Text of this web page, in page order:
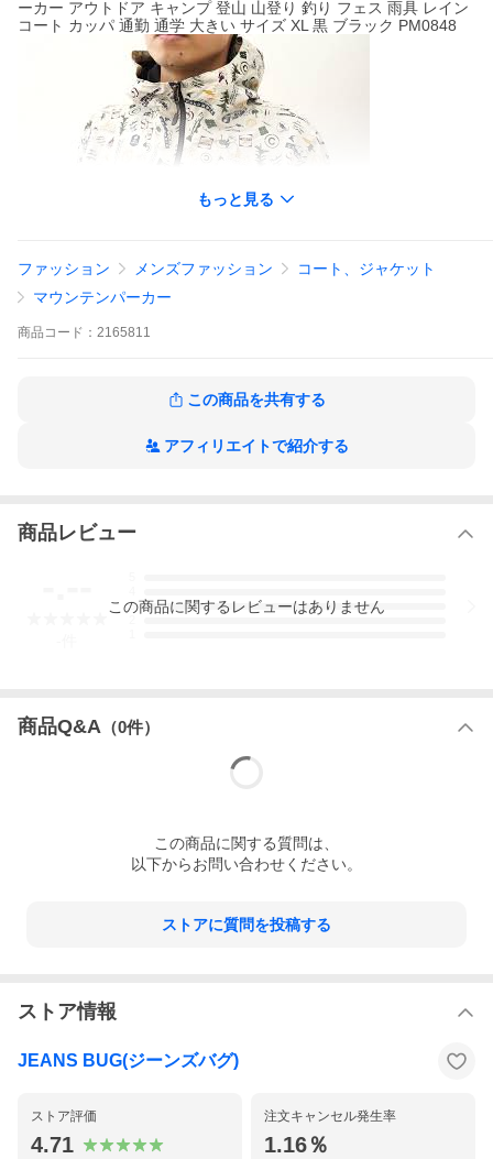
ーカー アウトドア キャンプ 登山 山登り 釣り フェス 雨具 レイン
コート カッパ 通勤 通学 大きい サイズ XL 黒 ブラック PM0848
⇒ ジャケット/ブルゾン 商品一覧はこちら
もっと見る
ファッション メンズファッション
コート、ジャケット
マウンテンパーカー
商品 コード： 2165811
この商品を共有する
アフィリエイトで紹介する
商品レビュー
3
この商品に関するレビューはありません
商品Q&A （0件）
この商品に関する質問は、
以下からお問い合わせください。
ストアに質問を投稿する
ストア情報
JEANS BUG(ジーンズバグ)
ストア評価
4.71
注文キャンセル発生率
1.16％